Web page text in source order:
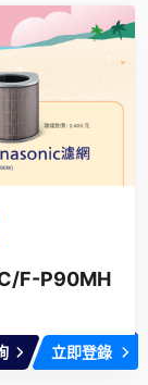
F-P90MH
立即登錄